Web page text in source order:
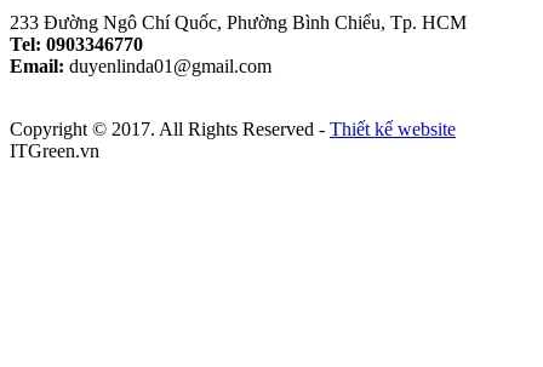
233 Đường Ngô Chí Quốc, Phường Bình Chiểu, Tp. HCM
Tel: 0903346770
Email: duyenlinda01@gmail.com
Copyright © 2017. All Rights Reserved - Thiết kế website
ITGreen.vn